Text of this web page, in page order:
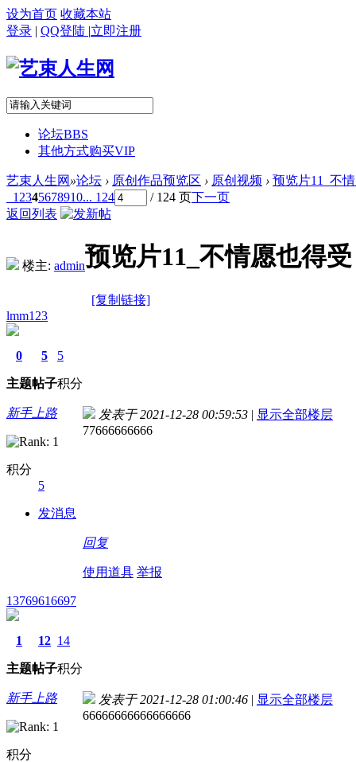
设为首页 收藏本站
登录 | QQ登陆 |立即注册
论坛BBS
其他方式购买VIP
艺束人生网 »论坛 › 原创作品预览区 › 原创视频 › 预览片11_不
1 2345678910... 124 / 124 页下一页
返回列表
楼主: admin预览片11_不情愿也得
[复制链接]
lmm123
0
主题
5
帖子
5
积分
新手上路
积分
5
发消息
发表于 2021-12-28 00:59:53 | 显示全部楼层
77666666666
回复
使用道具 举报
13769616697
1
主题
12
帖子
14
积分
新手上路
积分
发表于 2021-12-28 01:00:46 | 显示全部楼层
66666666666666666